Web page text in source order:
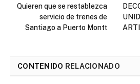
Quieren que se restablezca
servicio de trenes de
Santiago a Puerto Montt
CONTENIDO RELACIONADO